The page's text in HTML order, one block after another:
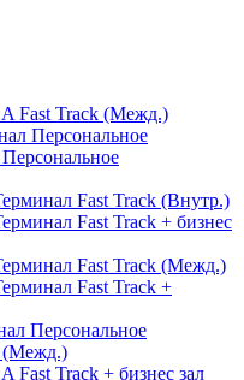
Fast Track (Межд.)
Персональное
Fast Track (Внутр.)
Fast Track + бизнес
Fast Track (Межд.)
Fast Track +
Персональное
(Межд.)
Fast Track + бизнес зал